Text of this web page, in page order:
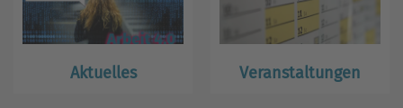
Aktuelles Veranstaltungen